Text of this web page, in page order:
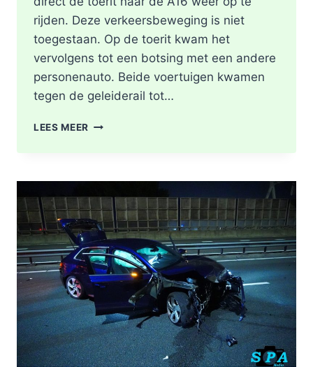
rijden. Deze verkeersbeweging is niet
toegestaan. Op de toerit kwam het
vervolgens tot een botsing met een andere
personenauto. Beide voertuigen kwamen
tegen de geleiderail tot…
LEES MEER GEWONDE
NA
ONGEVAL
TOERIT
A16
BERGSCHENHOEK
RICHTING
ROTTERDAM